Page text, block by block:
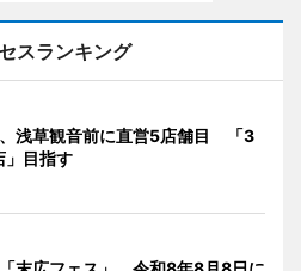
スランキング
浅草観音前に直営5店舗目 「3
目指す